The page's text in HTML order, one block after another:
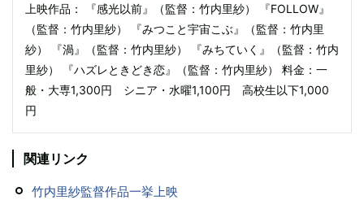
上映作品： 『感光以前』（監督：竹内里紗） 『FOLLOW』
（監督：竹内里紗） 『みつこと宇宙こぶ』（監督：竹内里
紗） 『渦』（監督：竹内里紗） 『みちていく』（監督：竹内
里紗） 『ハズレときどき恋』（監督：竹内里紗） 料金：一
般・大専1,300円 シニア・水曜1,100円 高校生以下1,000
円
関連リンク
竹内里紗監督作品一挙上映